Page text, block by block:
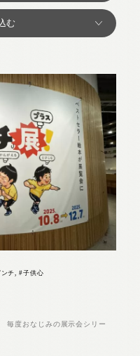
チ,#子供心
度おなじみの展示会シリー